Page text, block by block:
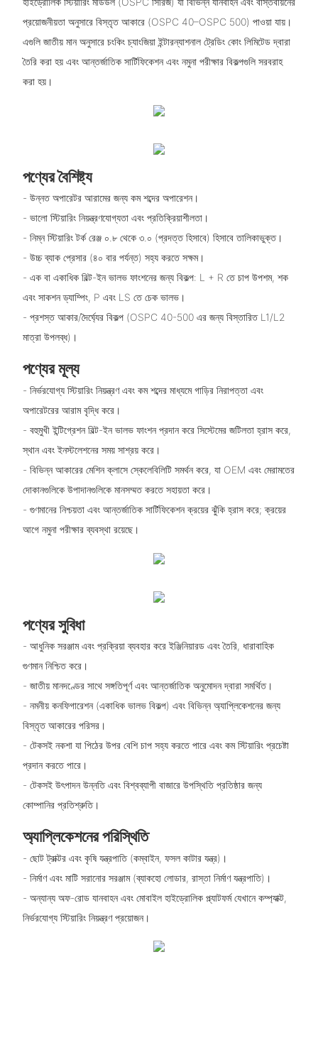
প্রয়োজনীয়তা অনুসারে বিস্তৃত আকারে (OSPC 40–OSPC 500) পাওয়া যায়।
এগুলি জাতীয় মান অনুসারে চংকিং চ্যাংজিয়া ইন্টারন্যাশনাল ট্রেডিং কোং লিমিটেড দ্বারা
তৈরি করা হয় এবং আন্তর্জাতিক সার্টিফিকেশন এবং নমুনা পরীক্ষার বিকল্পগুলি সরবরাহ
করা হয়।
পণ্যের বৈশিষ্ট্য
- উন্নত অপারেটর আরামের জন্য কম শব্দের অপারেশন।
- ভালো স্টিয়ারিং নিয়ন্ত্রণযোগ্যতা এবং প্রতিক্রিয়াশীলতা।
- নিম্ন স্টিয়ারিং টর্ক রেঞ্জ ০.৮ থেকে ৩.০ (প্রদত্ত হিসাবে) হিসাবে তালিকাভুক্ত।
- উচ্চ ব্যাক প্রেসার (৪০ বার পর্যন্ত) সহ্য করতে সক্ষম।
- এক বা একাধিক বিল্ট-ইন ভালভ ফাংশনের জন্য বিকল্প: L + R তে চাপ উপশম, শক
এবং সাকশন ড্যাম্পিং, P এবং LS তে চেক ভালভ।
- প্রশস্ত আকার/দৈর্ঘ্যের বিকল্প (OSPC 40-500 এর জন্য বিস্তারিত L1/L2
মাত্রা উপলব্ধ)।
পণ্যের মূল্য
- নির্ভরযোগ্য স্টিয়ারিং নিয়ন্ত্রণ এবং কম শব্দের মাধ্যমে গাড়ির নিরাপত্তা এবং
অপারেটরের আরাম বৃদ্ধি করে।
- বহুমুখী ইন্টিগ্রেশন বিল্ট-ইন ভালভ ফাংশন প্রদান করে সিস্টেমের জটিলতা হ্রাস করে,
স্থান এবং ইনস্টলেশনের সময় সাশ্রয় করে।
- বিভিন্ন আকারের মেশিন ক্লাসে স্কেলেবিলিটি সমর্থন করে, যা OEM এবং মেরামতের
দোকানগুলিকে উপাদানগুলিকে মানসম্মত করতে সহায়তা করে।
- গুণমানের নিশ্চয়তা এবং আন্তর্জাতিক সার্টিফিকেশন ক্রয়ের ঝুঁকি হ্রাস করে; ক্রয়ের
আগে নমুনা পরীক্ষার ব্যবস্থা রয়েছে।
পণ্যের সুবিধা
- আধুনিক সরঞ্জাম এবং প্রক্রিয়া ব্যবহার করে ইঞ্জিনিয়ারড এবং তৈরি, ধারাবাহিক
গুণমান নিশ্চিত করে।
- জাতীয় মানদণ্ডের সাথে সঙ্গতিপূর্ণ এবং আন্তর্জাতিক অনুমোদন দ্বারা সমর্থিত।
- নমনীয় কনফিগারেশন (একাধিক ভালভ বিকল্প) এবং বিভিন্ন অ্যাপ্লিকেশনের জন্য
বিস্তৃত আকারের পরিসর।
- টেকসই নকশা যা পিঠের উপর বেশি চাপ সহ্য করতে পারে এবং কম স্টিয়ারিং প্রচেষ্টা
প্রদান করতে পারে।
- টেকসই উৎপাদন উন্নতি এবং বিশ্বব্যাপী বাজারে উপস্থিতি প্রতিষ্ঠার জন্য
কোম্পানির প্রতিশ্রুতি।
অ্যাপ্লিকেশনের পরিস্থিতি
- ছোট ট্রাক্টর এবং কৃষি যন্ত্রপাতি (কম্বাইন, ফসল কাটার যন্ত্র)।
- নির্মাণ এবং মাটি সরানোর সরঞ্জাম (ব্যাকহো লোডার, রাস্তা নির্মাণ যন্ত্রপাতি)।
- অন্যান্য অফ-রোড যানবাহন এবং মোবাইল হাইড্রোলিক প্ল্যাটফর্ম যেখানে কম্প্যাক্ট,
নির্ভরযোগ্য স্টিয়ারিং নিয়ন্ত্রণ প্রয়োজন।